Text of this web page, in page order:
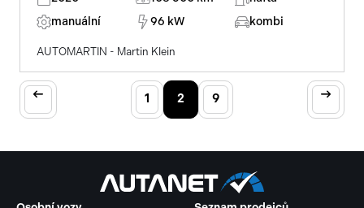
manuální
96 kW kombi
AUTOMARTIN - Martin Klein
1 2 9